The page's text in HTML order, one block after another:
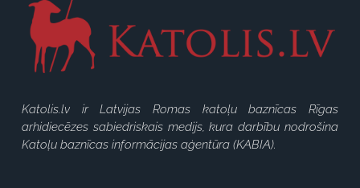
Katolis.lv ir Latvijas Romas katoļu baznīcas Rīgas
arhidiecēzes sabiedriskais medijs, kura darbību nodrošina
Katoļu baznīcas informācijas aģentūra (KABIA).